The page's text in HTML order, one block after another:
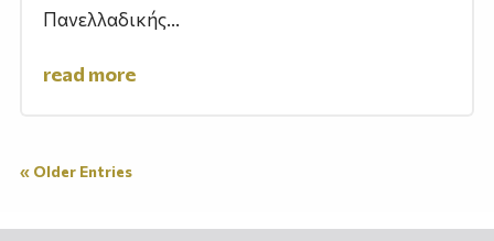
Πανελλαδικής...
read more
« Older Entries